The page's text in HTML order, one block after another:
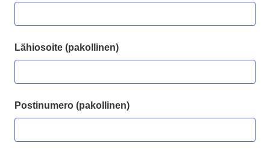
Lähiosoite (pakollinen)
Postinumero (pakollinen)